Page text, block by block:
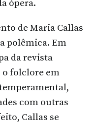
ópera.
de Maria Callas
polêmica. Em
da revista
o folclore em
com outras
Callas se